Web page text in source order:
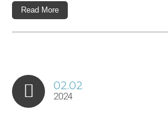
Read More
02.02
2024